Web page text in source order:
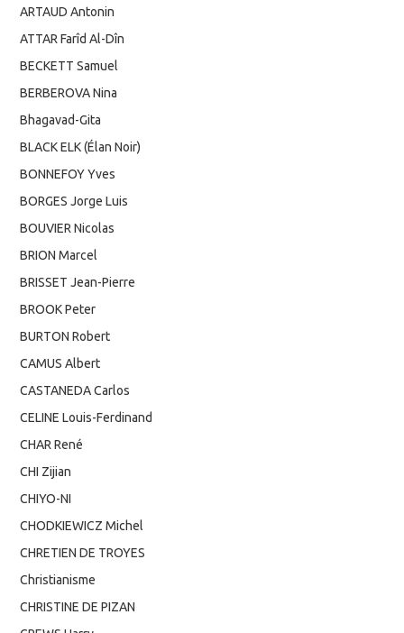
ARTAUD Antonin
ATTAR Farîd Al-Dîn
BECKETT Samuel
BERBEROVA Nina
Bhagavad-Gita
BLACK ELK (Élan Noir)
BONNEFOY Yves
BORGES Jorge Luis
BOUVIER Nicolas
BRION Marcel
BRISSET Jean-Pierre
BROOK Peter
BURTON Robert
CAMUS Albert
CASTANEDA Carlos
CELINE Louis-Ferdinand
CHAR René
CHI Zijian
CHIYO-NI
CHODKIEWICZ Michel
CHRETIEN DE TROYES
Christianisme
CHRISTINE DE PIZAN